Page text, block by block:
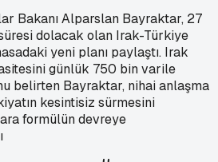
Bakanı Alparslan Bayraktar, 27
dolacak olan Irak-Türkiye
yeni planı paylaştı. Irak
günlük 750 bin varile
belirten Bayraktar, nihai anlaşma
kesintisiz sürmesini
formülün devreye